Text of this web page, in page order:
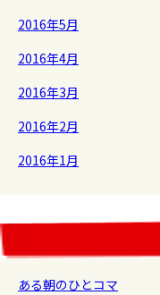
2016年5月
2016年4月
2016年3月
2016年2月
2016年1月
ある朝のひとコマ